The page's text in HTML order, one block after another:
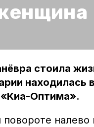
стоила
находилась
Оптима».
налево